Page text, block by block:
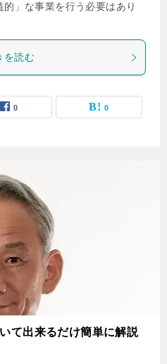
」な事業を行う必要はあり
を読む
0 0
て出来るだけ簡単に解説